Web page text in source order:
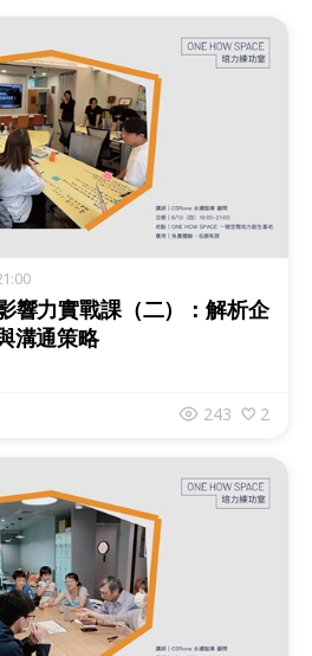
響力實戰課（二）：解析企
溝通策略
243 2